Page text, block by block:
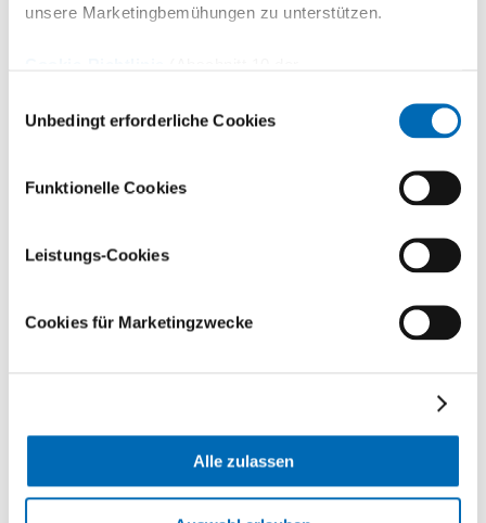
unsere Marketingbemühungen zu unterstützen.
Unbedingt erforderliche Cookies
Funktionelle Cookies
Leistungs-Cookies
Cookies für Marketingzwecke
Alle zulassen
Fuss & Sprunggelenk